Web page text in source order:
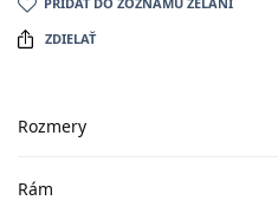
ZDIELAŤ
Rozmery
Rám